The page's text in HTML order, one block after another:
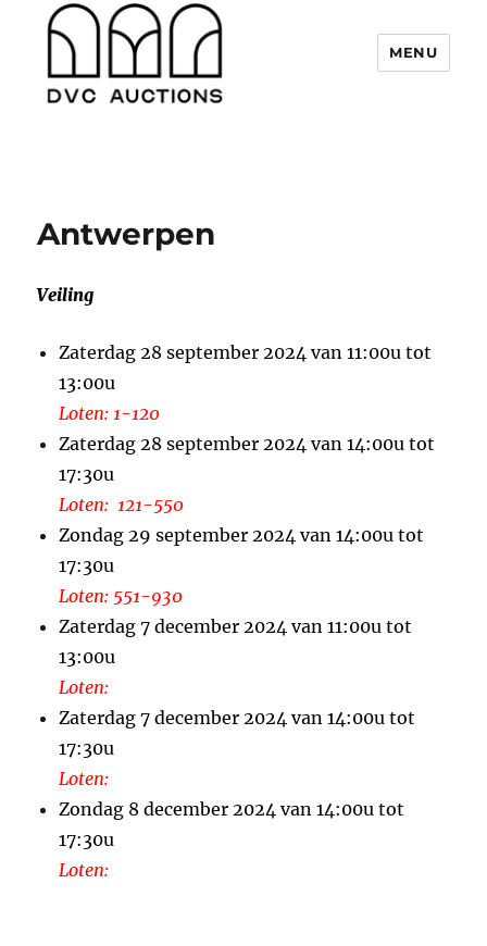
MENU
Antwerpen
Veiling
Zaterdag 28 september 2024 van 11:00u tot
13:00u
Loten: 1-120
Zaterdag 28 september 2024 van 14:00u tot
17:30u
Loten: 121-550
Zondag 29 september 2024 van 14:00u tot
17:30u
Loten: 551-930
Zaterdag 7 december 2024 van 11:00u tot
13:00u
Loten:
Zaterdag 7 december 2024 van 14:00u tot
17:30u
Loten:
Zondag 8 december 2024 van 14:00u tot
17:30u
Loten: